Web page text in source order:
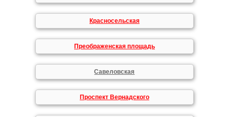
Красносельская
Преображенская площадь
Савеловская
Проспект Вернадского